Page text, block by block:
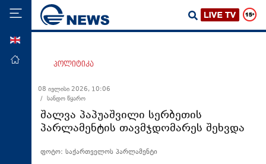
მთავარი
ეკონომიკა
მსოფლიო
პოლიტიკა
08 ივლისი 2026, 10:06
/ სანდო წყარო
შალვა პაპუაშვილი სერბეთის
პარლამენტის თავმჯდომარეს შეხვდა
ფოტო: საქართველოს პარლამენტი